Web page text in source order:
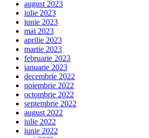
august 2023
iulie 2023
iunie 2023
mai 2023
aprilie 2023
martie 2023
februarie 2023
ianuarie 2023
decembrie 2022
noiembrie 2022
octombrie 2022
septembrie 2022
august 2022
iulie 2022
iunie 2022